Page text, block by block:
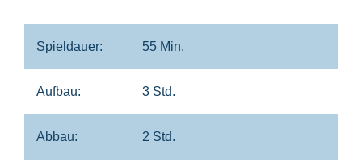
Spieldauer: 55 Min.
Aufbau: 3 Std.
Abbau: 2 Std.